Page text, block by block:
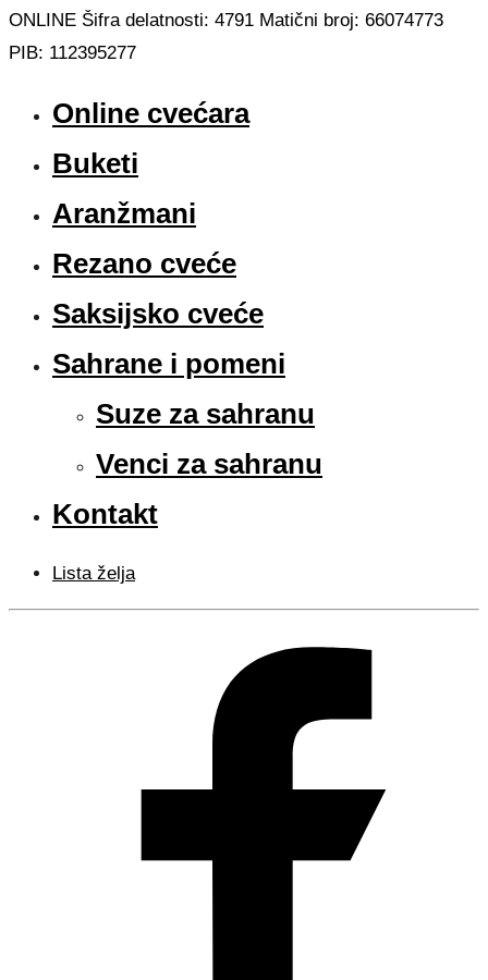
ONLINE Šifra delatnosti: 4791 Matični broj: 66074773
PIB: 112395277
Online cvećara
Buketi
Aranžmani
Rezano cveće
Saksijsko cveće
Sahrane i pomeni
Suze za sahranu
Venci za sahranu
Kontakt
Lista želja